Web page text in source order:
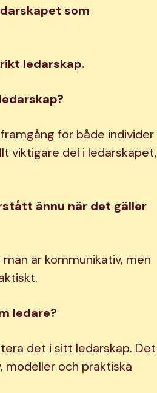
som
ledarskap.
för både individer
viktigare del i ledarskapet,
ännu när det gäller
är kommunikativ, men
ledare?
det i sitt ledarskap. Det
modeller och praktiska